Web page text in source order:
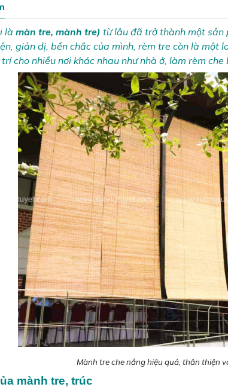
là màn tre, mành tre) từ lâu đã trở thành một sản
giản dị, bền chắc của mình, rèm tre còn là một
cho nhiều nơi khác nhau như nhà ở, làm rèm
Mành tre che nắng hiệu quả, thân thiện
mành tre, trúc